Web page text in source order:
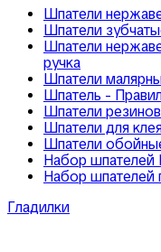
Шпатели
Шпатели
Шпатели
ручка
Шпатели
Шпатель -
Шпатели
Шпатели для
Шпатели
Набор шпателей
Набор шпателей
Гладилки